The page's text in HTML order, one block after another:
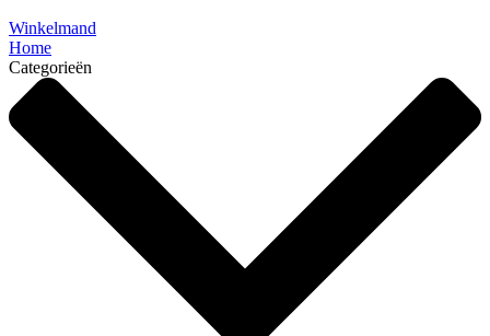
Winkelmand
Home
Categorieën